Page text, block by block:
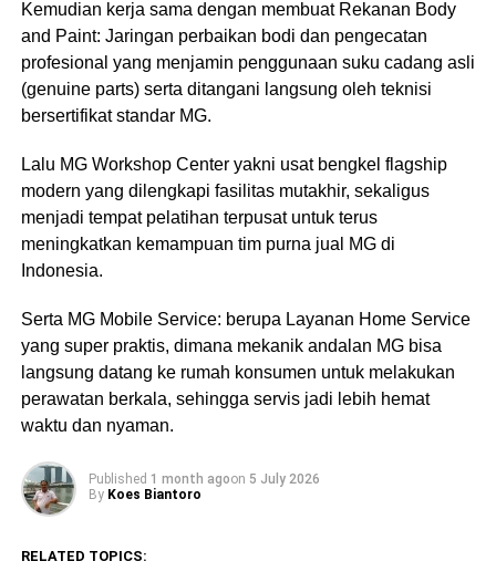
Kemudian kerja sama dengan membuat Rekanan Body
and Paint: Jaringan perbaikan bodi dan pengecatan
profesional yang menjamin penggunaan suku cadang asli
(genuine parts) serta ditangani langsung oleh teknisi
bersertifikat standar MG.
Lalu MG Workshop Center yakni usat bengkel flagship
modern yang dilengkapi fasilitas mutakhir, sekaligus
menjadi tempat pelatihan terpusat untuk terus
meningkatkan kemampuan tim purna jual MG di
Indonesia.
Serta MG Mobile Service: berupa Layanan Home Service
yang super praktis, dimana mekanik andalan MG bisa
langsung datang ke rumah konsumen untuk melakukan
perawatan berkala, sehingga servis jadi lebih hemat
waktu dan nyaman.
Published 1 month agoon 5 July 2026
By Koes Biantoro
RELATED TOPICS: